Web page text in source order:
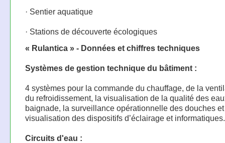
· Sentier aquatique
· Stations de découverte écologiques
« Rulantica » - Données et chiffres techniques
Systèmes de gestion technique du bâtiment :
4 systèmes pour la commande du chauffage, de la
du refroidissement, la visualisation de la qualité des
baignade, la surveillance opérationnelle des douches
visualisation des dispositifs d’éclairage et informatiques.
Circuits d'eau :